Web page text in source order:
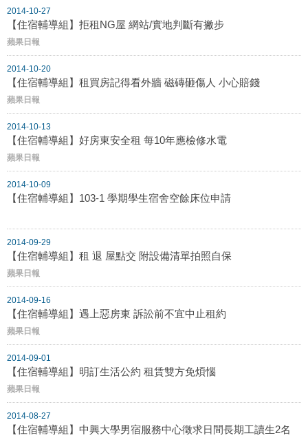
2014-10-27
【住宿輔導組】拒租NG屋 網站/實地判斷有撇步
蘋果日報
2014-10-20
【住宿輔導組】租買房記得看外牆 磁磚砸傷人 小心賠錢
蘋果日報
2014-10-13
【住宿輔導組】好房東安全租 每10年應檢修水電
蘋果日報
2014-10-09
【住宿輔導組】103-1 學期學生宿舍空餘床位申請
2014-09-29
【住宿輔導組】租 退 屋點交 附設備清單拍照自保
蘋果日報
2014-09-16
【住宿輔導組】遇上惡房東 訴訟前不宜中止租約
蘋果日報
2014-09-01
【住宿輔導組】明訂生活公約 租賃雙方免煩惱
蘋果日報
2014-08-27
【住宿輔導組】中興大學男宿服務中心徵求日間長期工讀生2名